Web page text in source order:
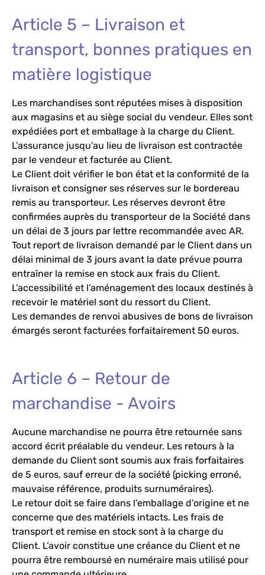
Article 5 – Livraison et
transport, bonnes pratiques en
matière logistique
Les marchandises sont réputées mises à disposition
aux magasins et au siège social du vendeur. Elles sont
expédiées port et emballage à la charge du Client.
L’assurance jusqu’au lieu de livraison est contractée
par le vendeur et facturée au Client.
Le Client doit vérifier le bon état et la conformité de la
livraison et consigner ses réserves sur le bordereau
remis au transporteur. Les réserves devront être
confirmées auprès du transporteur de la Société dans
un délai de 3 jours par lettre recommandée avec AR.
Tout report de livraison demandé par le Client dans un
délai minimal de 3 jours avant la date prévue pourra
entraîner la remise en stock aux frais du Client.
L’accessibilité et l’aménagement des locaux destinés à
recevoir le matériel sont du ressort du Client.
Les demandes de renvoi abusives de bons de livraison
émargés seront facturées forfaitairement 50 euros.
Article 6 – Retour de
marchandise - Avoirs
Aucune marchandise ne pourra être retournée sans
accord écrit préalable du vendeur. Les retours à la
demande du Client sont soumis aux frais forfaitaires
de 5 euros, sauf erreur de la société (picking erroné,
mauvaise référence, produits surnuméraires).
Le retour doit se faire dans l’emballage d’origine et ne
concerne que des matériels intacts. Les frais de
transport et remise en stock sont à la charge du
Client. L’avoir constitue une créance du Client et ne
pourra être remboursé en numéraire mais utilisé pour